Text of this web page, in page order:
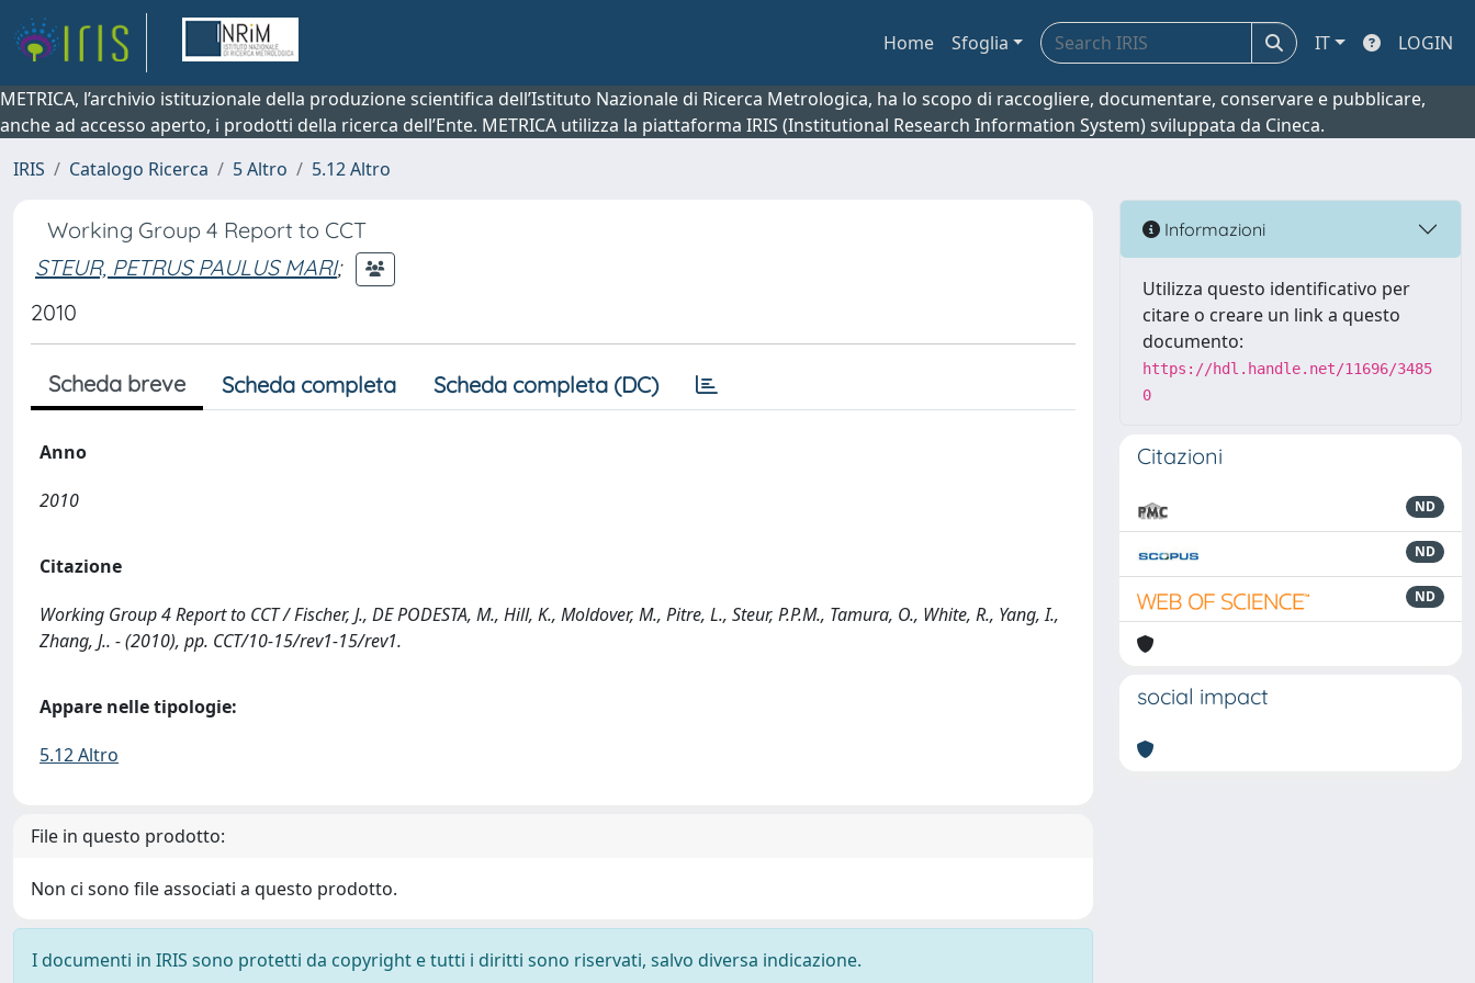
Home Sfoglia IT LOGIN
METRICA, l’archivio istituzionale della produzione scientifica dell’Istituto Nazionale di Ricerca Metrologica, ha lo scopo di raccogliere, documentare, conservare e pubblicare,
anche ad accesso aperto, i prodotti della ricerca dell’Ente. METRICA utilizza la piattaforma IRIS (Institutional Research Information System) sviluppata da Cineca.
IRIS
Catalogo Ricerca 5 Altro 5.12 Altro
Working Group 4 Report to CCT
STEUR, PETRUS PAULUS MARI;
2010
Scheda breve Scheda completa Scheda completa (DC)
Anno
2010
Citazione
Working Group 4 Report to CCT / Fischer, J., DE PODESTA, M., Hill, K., Moldover, M., Pitre, L., Steur, P.P.M., Tamura, O., White, R., Yang, I.,
Zhang, J.. - (2010), pp. CCT/10-15/rev1-15/rev1.
Appare nelle tipologie:
5.12 Altro
File in questo prodotto:
Non ci sono file associati a questo prodotto.
I documenti in IRIS sono protetti da copyright e tutti i diritti sono riservati, salvo diversa indicazione.
Informazioni
Utilizza questo identificativo per
citare o creare un link a questo
documento:
https://hdl.handle.net/11696/3485
0
Citazioni
ND
ND
ND
social impact